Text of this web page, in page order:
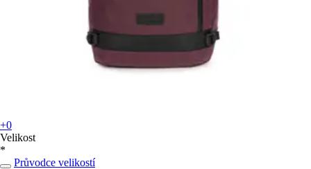
+0
Velikost
*
Průvodce velikostí